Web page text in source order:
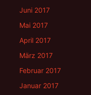
Juni 2017
Mai 2017
April 2017
März 2017
Februar 2017
Januar 2017